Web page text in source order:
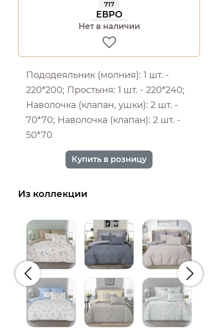
717
ЕВРО
Нет в наличии
Пододеяльник (молния): 1 шт. -
220*200; Простыня: 1 шт. - 220*240;
Наволочка (клапан, ушки): 2 шт. -
70*70; Наволочка (клапан): 2 шт. -
50*70
Купить в розницу
Из коллекции
Предыдущий